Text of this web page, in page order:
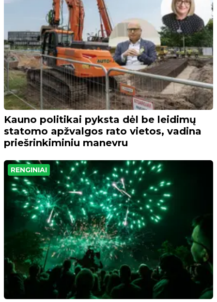
Kauno politikai pyksta dėl be leidimų
statomo apžvalgos rato vietos, vadina
priešrinkiminiu manevru
RENGINIAI